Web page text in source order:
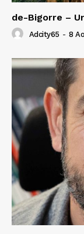
de-Bigorre –
Adcity65 - 8